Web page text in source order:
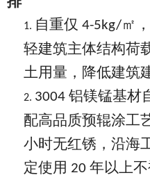
1. 自重仅 4-5kg/㎡
轻建筑主体结构荷
土用量，降低建筑
2. 3004 铝镁锰基材
配高品质预辊涂工
小时无红锈，沿海
定使用 20 年以上